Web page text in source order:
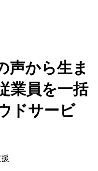
声から生ま
業員を一括
ドサービ